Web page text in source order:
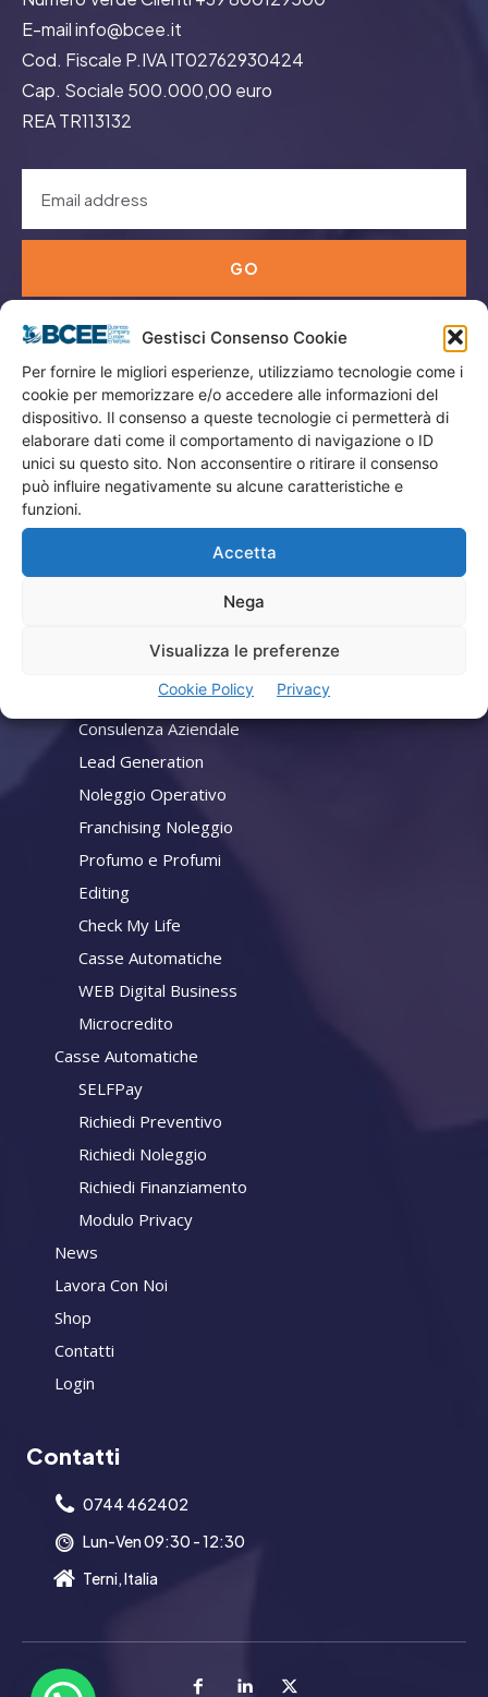
Gestisci Consenso Cookie
Per fornire le migliori esperienze, utilizziamo tecnologie come i
cookie per memorizzare e/o accedere alle informazioni del
dispositivo. Il consenso a queste tecnologie ci permetterà di
elaborare dati come il comportamento di navigazione o ID
unici su questo sito. Non acconsentire o ritirare il consenso
può influire negativamente su alcune caratteristiche e
funzioni.
Accetta
Nega
Visualizza le preferenze
Cookie Policy Privacy
E-mail info@bcee.it
Cod. Fiscale P.IVA IT02762930424
Cap. Sociale 500.000,00 euro
REA TR113132
GO
Menù
Privacy
Termini Utilizzo
Iscrizione Newsletter
Cookie Policy (UE)
Consulenza Aziendale
Lead Generation
Noleggio Operativo
Franchising Noleggio
Profumo e Profumi
Editing
Check My Life
Casse Automatiche
WEB Digital Business
Microcredito
Casse Automatiche
SELFPay
Richiedi Preventivo
Richiedi Noleggio
Richiedi Finanziamento
Modulo Privacy
News
Lavora Con Noi
Shop
Contatti
Login
Contatti
0744 462402
Lun-Ven 09:30 - 12:30
Terni, Italia